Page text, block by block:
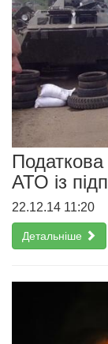
АТО із
22.12.14 11:20
Детальніше